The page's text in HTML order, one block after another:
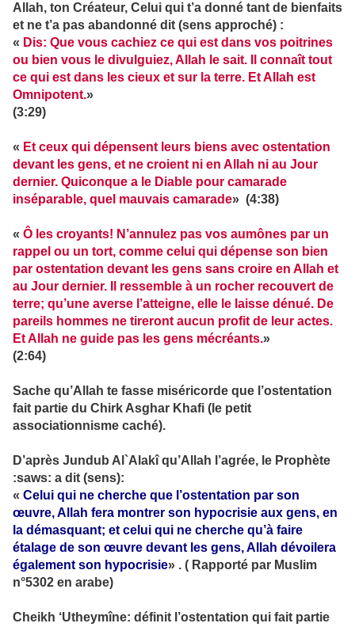
Allah, ton Créateur, Celui qui t’a donné tant de bienfaits
et ne t’a pas abandonné dit (sens approché) :
« Dis: Que vous cachiez ce qui est dans vos poitrines
ou bien vous le divulguiez, Allah le sait. Il connaît tout
ce qui est dans les cieux et sur la terre. Et Allah est
Omnipotent.»
(3:29)
« Et ceux qui dépensent leurs biens avec ostentation
devant les gens, et ne croient ni en Allah ni au Jour
dernier. Quiconque a le Diable pour camarade
inséparable, quel mauvais camarade» (4:38)
« Ô les croyants! N’annulez pas vos aumônes par un
rappel ou un tort, comme celui qui dépense son bien
par ostentation devant les gens sans croire en Allah et
au Jour dernier. Il ressemble à un rocher recouvert de
terre; qu’une averse l’atteigne, elle le laisse dénué. De
pareils hommes ne tireront aucun profit de leur actes.
Et Allah ne guide pas les gens mécréants.»
(2:64)
Sache qu’Allah te fasse miséricorde que l’ostentation
fait partie du Chirk Asghar Khafi (le petit
associationnisme caché).
D’après Jundub Al`Alakî qu’Allah l’agrée, le Prophète
:saws: a dit (sens):
« Celui qui ne cherche que l’ostentation par son
œuvre, Allah fera montrer son hypocrisie aux gens, en
la démasquant; et celui qui ne cherche qu’à faire
étalage de son œuvre devant les gens, Allah dévoilera
également son hypocrisie» . ( Rapporté par Muslim
n°5302 en arabe)
Cheikh ‘Utheymîne: définit l’ostentation qui fait partie